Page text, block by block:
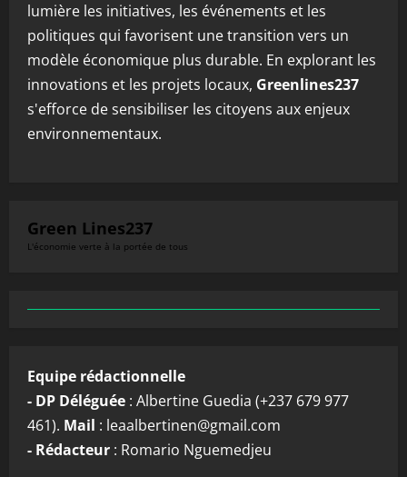
lumière les initiatives, les événements et les
politiques qui favorisent une transition vers un
modèle économique plus durable. En explorant les
innovations et les projets locaux, Greenlines237
s'efforce de sensibiliser les citoyens aux enjeux
environnementaux.
Green Lines237
L'économie verte à la portée de tous
Equipe rédactionnelle
- DP Déléguée : Albertine Guedia (+237 679 977
461). Mail : leaalbertinen@gmail.com
- Rédacteur : Romario Nguemedjeu